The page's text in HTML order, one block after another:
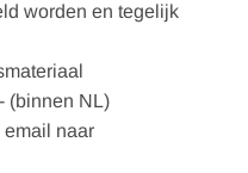
worden en tegelijk
(binnen NL)
naar